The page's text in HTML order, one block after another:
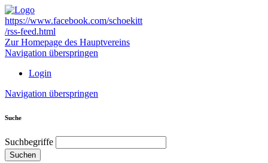
https://www.facebook.com/schoekitt
/rss-feed.html
Zur Homepage des Hauptvereins
Navigation überspringen
Login
Navigation überspringen
Suche
Suchbegriffe
Suchen